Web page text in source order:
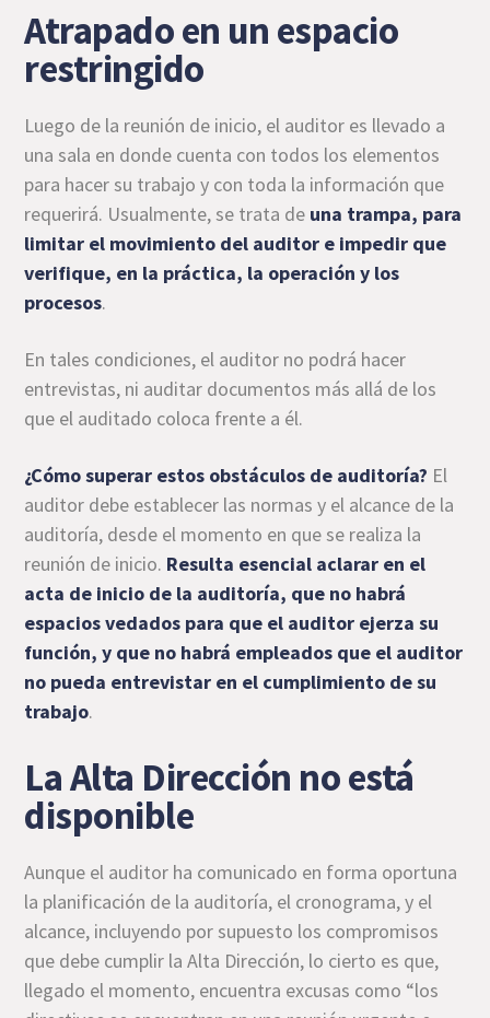
Atrapado en un espacio
restringido
Luego de la reunión de inicio, el auditor es llevado a
una sala en donde cuenta con todos los elementos
para hacer su trabajo y con toda la información que
requerirá. Usualmente, se trata de una trampa, para
limitar el movimiento del auditor e impedir que
verifique, en la práctica, la operación y los
procesos.
En tales condiciones, el auditor no podrá hacer
entrevistas, ni auditar documentos más allá de los
que el auditado coloca frente a él.
¿Cómo superar estos obstáculos de auditoría? El
auditor debe establecer las normas y el alcance de la
auditoría, desde el momento en que se realiza la
reunión de inicio. Resulta esencial aclarar en el
acta de inicio de la auditoría, que no habrá
espacios vedados para que el auditor ejerza su
función, y que no habrá empleados que el auditor
no pueda entrevistar en el cumplimiento de su
trabajo.
La Alta Dirección no está
disponible
Aunque el auditor ha comunicado en forma oportuna
la planificación de la auditoría, el cronograma, y el
alcance, incluyendo por supuesto los compromisos
que debe cumplir la Alta Dirección, lo cierto es que,
llegado el momento, encuentra excusas como “los